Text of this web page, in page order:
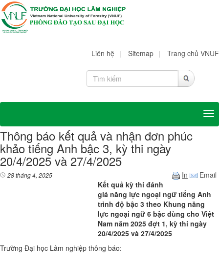
Liên hệ | Sitemap | Trang chủ VNUF
Thông báo kết quả và nhận đơn phúc
khảo tiếng Anh bậc 3, kỳ thi ngày
20/4/2025 và 27/4/2025
28 tháng 4, 2025 In
Email
Kết quả kỳ thi đánh
giá năng lực ngoại ngữ tiếng Anh
trình độ bậc 3 theo Khung năng
lực ngoại ngữ 6 bậc dùng cho Việt
Nam năm 2025 đợt 1, kỳ thi ngày
20/4/2025 và 27/4/2025
Trường Đại học Lâm nghiệp thông báo: